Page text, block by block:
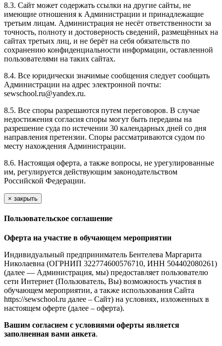
8.3. Сайт может содержать ссылки на другие сайты, не
имеющие отношения к Администрации и принадлежащие
третьим лицам. Администрация не несёт ответственности за
точность, полноту и достоверность сведений, размещённых на
сайтах третьих лиц, и не берёт на себя обязательств по
сохранению конфиденциальности информации, оставленной
пользователями на таких сайтах.
8.4. Все юридически значимые сообщения следует сообщать
Администрации на адрес электронной почты:
sewschool.ru@yandex.ru.
8.5. Все споры разрешаются путем переговоров. В случае
недостижения согласия споры могут быть переданы на
разрешение суда по истечении 30 календарных дней со дня
направления претензии. Споры рассматриваются судом по
месту нахождения Администрации.
8.6. Настоящая оферта, а также вопросы, не урегулированные
им, регулируется действующим законодательством
Российской Федерации.
× закрыть
Пользовательское соглашение
Оферта на участие в обучающем мероприятии
Индивидуальный предприниматель Бентелева Маргарита
Николаевна (ОГРНИП 322774600576710, ИНН 504402080261)
(далее — Администрация, мы) предоставляет пользователю
сети Интернет (Пользователь, Вы) возможность участия в
обучающем мероприятии, а также использования Сайта
https://sewschool.ru далее – Сайт) на условиях, изложенных в
настоящем оферте (далее – оферта).
Вашим согласием с условиями оферты является
заполненная вами анкета.